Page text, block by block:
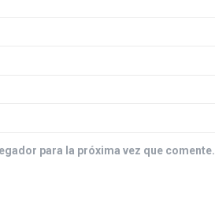
para la próxima vez que comente.